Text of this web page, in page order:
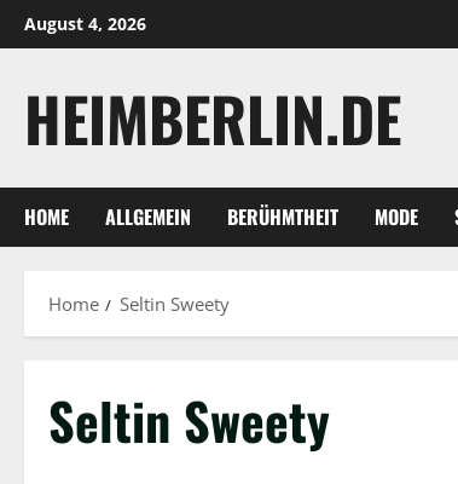
Skip
to
August 4, 2026
HEIMBERLIN.DE
HOME ALLGEMEIN BERÜHMTHEIT MODE
Home Seltin Sweety
Seltin Sweety